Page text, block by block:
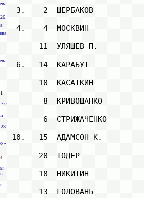
12
-
-
3.    2  ШЕРБАКОВ
4.    4  МОСКВИН
11  УЛЯШЕВ П.
6.   14  КАРАБУТ
10  КАСАТКИН
8  КРИВОШАПКО
6  СТРИЖАЧЕНКО
10.   15  АДАМСОН К.
20  ТОДЕР
18  НИКИТИН
13  ГОЛОВАНЬ